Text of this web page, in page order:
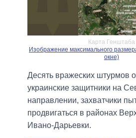
Карта Генштаба
Изображение максимального
окне)
Десять вражеских штурмов
украинские защитники на
направлении, захватчики
продвигаться в районах
Ивано-Дарьевки.